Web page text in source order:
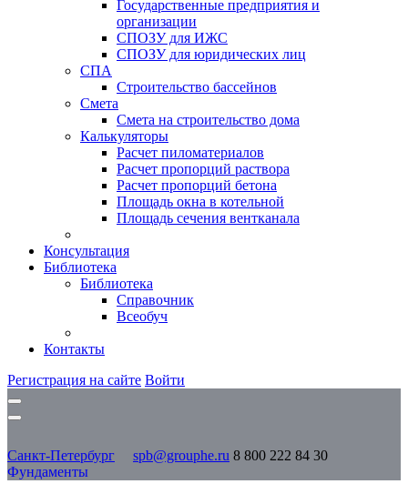
Государственные предприятия и
организации
СПОЗУ для ИЖС
СПОЗУ для юридических лиц
СПА
Строительство бассейнов
Смета
Смета на строительство дома
Калькуляторы
Расчет пиломатериалов
Расчет пропорций раствора
Расчет пропорций бетона
Площадь окна в котельной
Площадь сечения вентканала
Консультация
Библиотека
Библиотека
Справочник
Всеобуч
Контакты
Регистрация на сайте Войти
Санкт-Петербург spb@grouphe.ru 8 800 222 84 30
Фундаменты